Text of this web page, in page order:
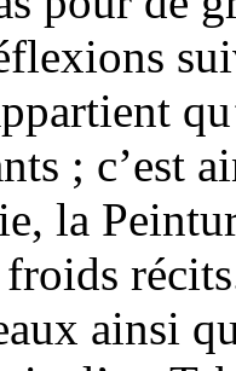
; c’est
la
ainsi